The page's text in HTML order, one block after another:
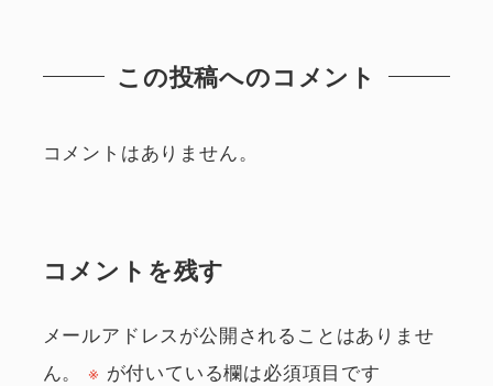
この投稿へのコメント
コメントはありません。
コメントを残す
メールアドレスが公開されることはありませ
ん。
※ が付いている欄は必須項目です